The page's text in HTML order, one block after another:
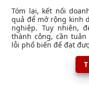
Tóm lại, kết nối
quả để mở rộng kinh
nghiệp. Tuy nhiên,
thành công, cần
lỗi phổ biến để đạt